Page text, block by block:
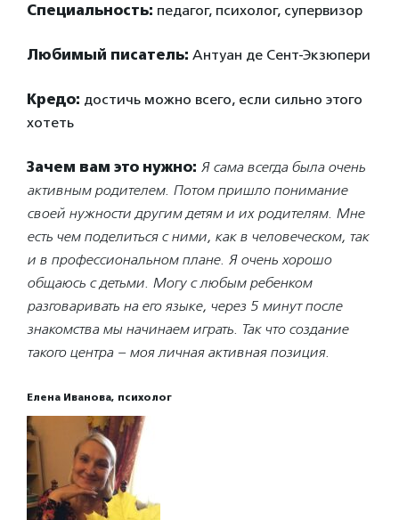
Специальность: педагог, психолог, супервизор
Любимый писатель: Антуан де Сент-Экзюпери
Кредо: достичь можно всего, если сильно этого
хотеть
Зачем вам это нужно: Я сама всегда была очень
активным родителем. Потом пришло понимание
своей нужности другим детям и их родителям. Мне
есть чем поделиться с ними, как в человеческом, так
и в профессиональном плане. Я очень хорошо
общаюсь с детьми. Могу с любым ребенком
разговаривать на его языке, через 5 минут после
знакомства мы начинаем играть. Так что создание
такого центра – моя личная активная позиция.
Елена Иванова, психолог